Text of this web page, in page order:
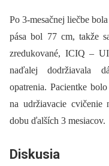
Po 3-mesačnej liečbe
pása bol 77 cm, takže
zredukované, ICIQ –⁠
naďalej dodržiavala
opatrenia. Pacientke
na udržiavacie
dobu ďalších 3 mesiacov.
Diskusia